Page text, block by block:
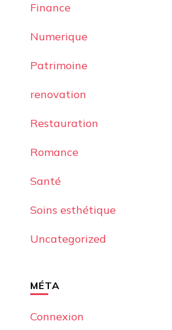
Finance
Numerique
Patrimoine
renovation
Restauration
Romance
Santé
Soins esthétique
Uncategorized
MÉTA
Connexion